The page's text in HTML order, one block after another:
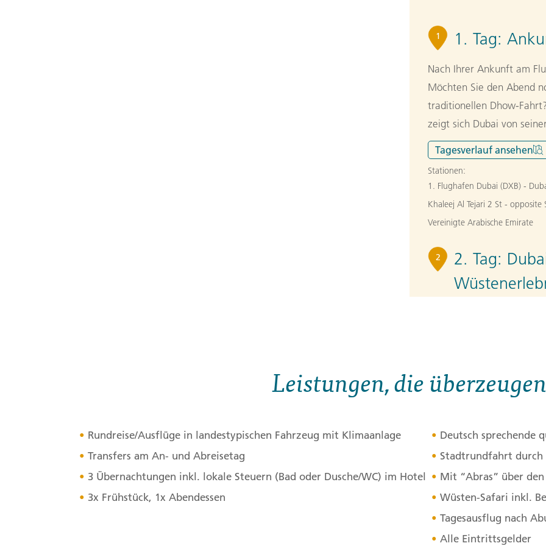
1 1. Tag:
Nach Ihrer Ankunft am
Möchten Sie den Abend
traditionellen Dhow-
zeigt sich Dubai von
Tagesverlauf ansehen
Stationen:
1. Flughafen Dubai (DXB) -
Khaleej Al Tejari 2 St -
Vereinigte Arabische Emirate
2 2. Tag:
Hotel. Am türkisblauen
erste Klimaanlage der
überqueren wir den
Gewürzen und Gold auf
kleinen Spaziergang und
Khalifa, welches einen
(optional). Am
Leistungen, die überzeugen
Rundreise/Ausflüge in landestypischen Fahrzeug mit Klimaanlage
Transfers am An- und Abreisetag
3 Übernachtungen inkl. lokale Steuern (Bad oder Dusche/WC) im Hotel
3x Frühstück, 1x Abendessen
Deutsch sprechende
Stadtrundfahrt durch
Mit “Abras” über
Wüsten-Safari inkl.
Tagesausflug nach
Alle Eintrittsgelder